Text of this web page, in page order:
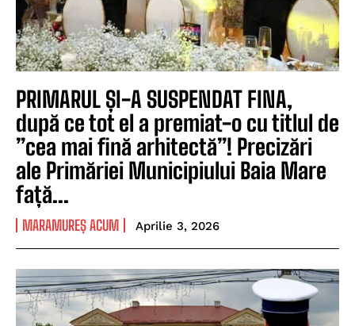
PRIMARUL ȘI-A SUSPENDAT FINA,
după ce tot el a premiat-o cu titlul de
”cea mai fină arhitectă”! Precizări
ale Primăriei Municipiului Baia Mare
față...
MARAMUREȘ ACUM Aprilie 3, 2026